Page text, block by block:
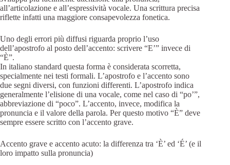
all’articolazione e all’espressività vocale. Una scrittura precisa
riflette infatti una maggiore consapevolezza fonetica.
Uno degli errori più diffusi riguarda proprio l’uso
dell’apostrofo al posto dell’accento: scrivere “E’” invece di
“È”.
In italiano standard questa forma è considerata scorretta,
specialmente nei testi formali. L’apostrofo e l’accento sono
due segni diversi, con funzioni differenti. L’apostrofo indica
generalmente l’elisione di una vocale, come nel caso di “po’”,
abbreviazione di “poco”. L’accento, invece, modifica la
pronuncia e il valore della parola. Per questo motivo “È” deve
sempre essere scritto con l’accento grave.
Accento grave e accento acuto: la differenza tra ‘È’ ed ‘É’ (e il
loro impatto sulla pronuncia)